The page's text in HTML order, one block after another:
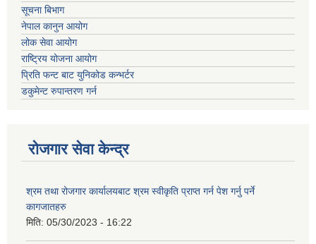
सूचना बिभाग
नेपाल कानुन आयोग
लोक सेवा आयोग
राष्ट्रिय योजना आयोग
प्रिति फन्ट बाट युनिकोड कन्भर्टर
डकुमेन्ट रुपान्तरण गर्न
रोजगार सेवा केन्द्र
श्रम तथा रोजगार कार्यालयबाट श्रम स्वीकृति प्राप्त गर्न पेश गर्नु पर्ने
कागजातहरु
मिति: 05/30/2023 - 16:22